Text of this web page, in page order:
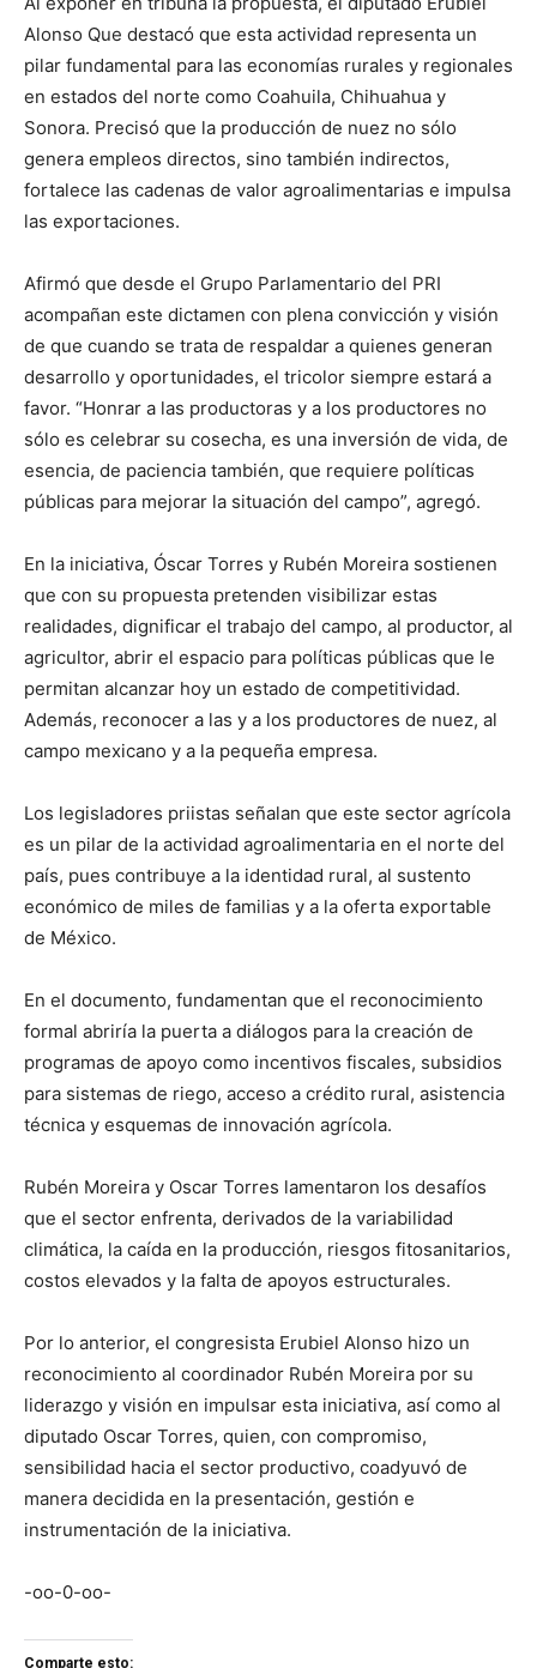
Alonso Que destacó que esta actividad representa un
pilar fundamental para las economías rurales y regionales
en estados del norte como Coahuila, Chihuahua y
Sonora. Precisó que la producción de nuez no sólo
genera empleos directos, sino también indirectos,
fortalece las cadenas de valor agroalimentarias e impulsa
las exportaciones.
Afirmó que desde el Grupo Parlamentario del PRI
acompañan este dictamen con plena convicción y visión
de que cuando se trata de respaldar a quienes generan
desarrollo y oportunidades, el tricolor siempre estará a
favor. “Honrar a las productoras y a los productores no
sólo es celebrar su cosecha, es una inversión de vida, de
esencia, de paciencia también, que requiere políticas
públicas para mejorar la situación del campo”, agregó.
En la iniciativa, Óscar Torres y Rubén Moreira sostienen
que con su propuesta pretenden visibilizar estas
realidades, dignificar el trabajo del campo, al productor, al
agricultor, abrir el espacio para políticas públicas que le
permitan alcanzar hoy un estado de competitividad.
Además, reconocer a las y a los productores de nuez, al
campo mexicano y a la pequeña empresa.
Los legisladores priistas señalan que este sector agrícola
es un pilar de la actividad agroalimentaria en el norte del
país, pues contribuye a la identidad rural, al sustento
económico de miles de familias y a la oferta exportable
de México.
En el documento, fundamentan que el reconocimiento
formal abriría la puerta a diálogos para la creación de
programas de apoyo como incentivos fiscales, subsidios
para sistemas de riego, acceso a crédito rural, asistencia
técnica y esquemas de innovación agrícola.
Rubén Moreira y Oscar Torres lamentaron los desafíos
que el sector enfrenta, derivados de la variabilidad
climática, la caída en la producción, riesgos fitosanitarios,
costos elevados y la falta de apoyos estructurales.
Por lo anterior, el congresista Erubiel Alonso hizo un
reconocimiento al coordinador Rubén Moreira por su
liderazgo y visión en impulsar esta iniciativa, así como al
diputado Oscar Torres, quien, con compromiso,
sensibilidad hacia el sector productivo, coadyuvó de
manera decidida en la presentación, gestión e
instrumentación de la iniciativa.
-oo-0-oo-
Comparte esto: